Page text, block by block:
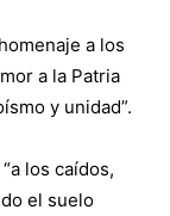
a los
a la Patria
y unidad”.
los caídos,
el suelo